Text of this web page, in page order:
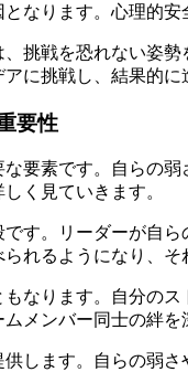
なります。心理的
挑戦を恐れない姿
に挑戦し、結果的に
要性
要素です。自らの
く見ていきます。
す。リーダーが自
れるようになり、
なります。自分の
メンバー同士の絆
します。自らの弱